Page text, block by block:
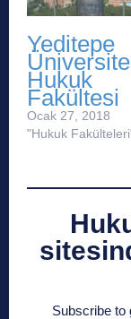
Yeditepe
Hukuk
Fakültesi
Ocak 27, 2018
"Hukuk
Subscribe to